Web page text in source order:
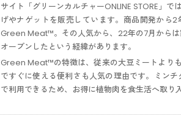
サイト「グリーンカルチャーONLINE STORE」
げやナゲットを販売しています。商品開発から
Green Meat™。その人気から、22年の7月から
オープンしたという経緯があります。
Green Meat™の特徴は、従来の大豆ミートより
ですぐに使える便利さも人気の理由です。ミン
で利用できるため、お得に植物肉を食生活へ取り